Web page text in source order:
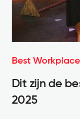
Best
Dit zijn de
2025